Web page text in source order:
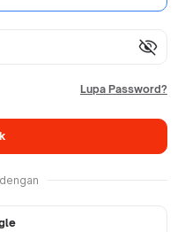
visibility_off
Lupa Password?